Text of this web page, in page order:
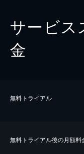
サービス
金
無料トライアル
無料トライアル後の⽉額料